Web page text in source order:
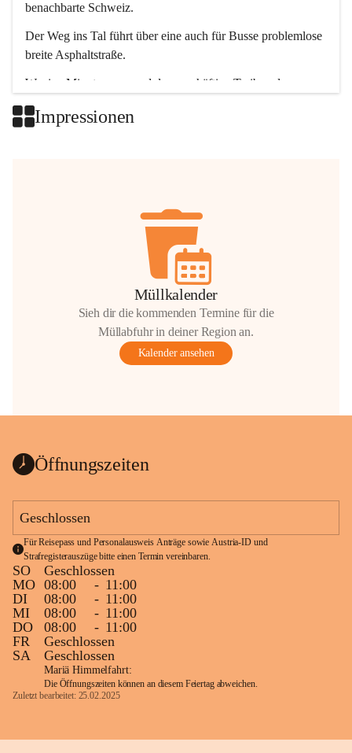
benachbarte Schweiz.
Der Weg ins Tal führt über eine auch für Busse problemlose
breite Asphaltstraße.
Wenige Minuten nur, und das geschäftige Treiben der
Impressionen
Müllkalender
Sieh dir die kommenden Termine für die
Müllabfuhr in deiner Region an.
Kalender ansehen
Öffnungszeiten
Geschlossen
Für Reisepass und Personalausweis Anträge sowie Austria-ID und
Strafregisterauszüge bitte einen Termin vereinbaren.
SO
Geschlossen
MO 08:00 - 11:00
DI
08:00 - 11:00
MI
08:00 - 11:00
DO
08:00 - 11:00
FR
Geschlossen
SA
Geschlossen
Mariä Himmelfahrt:
Die Öffnungszeiten können an diesem Feiertag abweichen.
Zuletzt bearbeitet: 25.02.2025